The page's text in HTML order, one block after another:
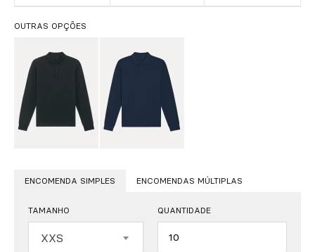
OUTRAS OPÇÕES
ENCOMENDA SIMPLES ENCOMENDAS MÚLTIPLAS
TAMANHO
XXS
QUANTIDADE